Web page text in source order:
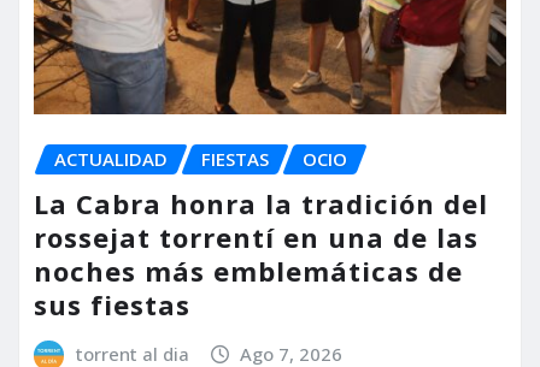
ACTUALIDAD FIESTAS OCIO
La Cabra honra la tradición del
rossejat torrentí en una de las
noches más emblemáticas de
sus fiestas
torrent al dia Ago 7, 2026